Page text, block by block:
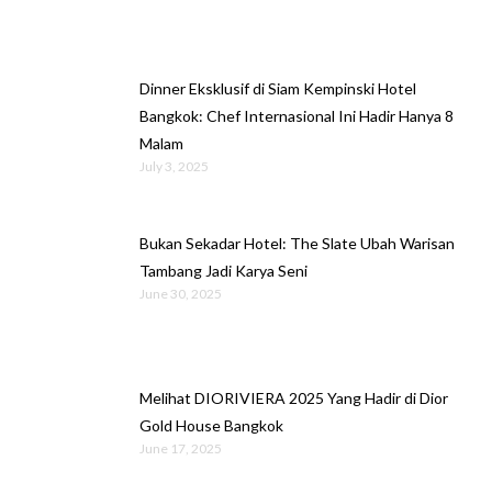
Dinner Eksklusif di Siam Kempinski Hotel
Bangkok: Chef Internasional Ini Hadir Hanya 8
Malam
July 3, 2025
Bukan Sekadar Hotel: The Slate Ubah Warisan
Tambang Jadi Karya Seni
June 30, 2025
Melihat DIORIVIERA 2025 Yang Hadir di Dior
Gold House Bangkok
June 17, 2025